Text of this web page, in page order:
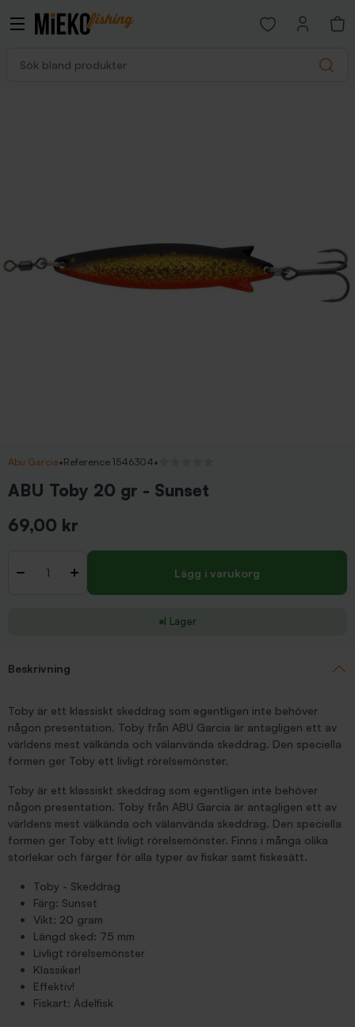
Search
Open favorites
Abu Garcia•Reference 1546304•
ABU Toby 20 gr - Sunset
69,00 kr
- + Lägg i varukorg
I Lager
Beskrivning
Toby är ett klassiskt skeddrag som egentligen inte behöver
någon presentation. Toby från ABU Garcia är antagligen ett av
världens mest välkända och välanvända skeddrag. Den speciella
formen ger Toby ett livligt rörelsemönster.
Toby är ett klassiskt skeddrag som egentligen inte behöver
någon presentation. Toby från ABU Garcia är antagligen ett av
världens mest välkända och välanvända skeddrag. Den speciella
formen ger Toby ett livligt rörelsemönster. Finns i många olika
storlekar och färger för alla typer av fiskar samt fiskesätt.
Toby - Skeddrag
Färg: Sunset
Vikt: 20 gram
Längd sked: 75 mm
Livligt rörelsemönster
Klassiker!
Effektiv!
Fiskart: Ädelfisk